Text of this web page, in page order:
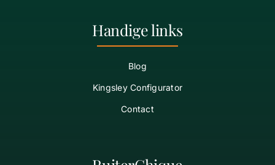
Handige links
Blog
Kingsley Configurator
Contact